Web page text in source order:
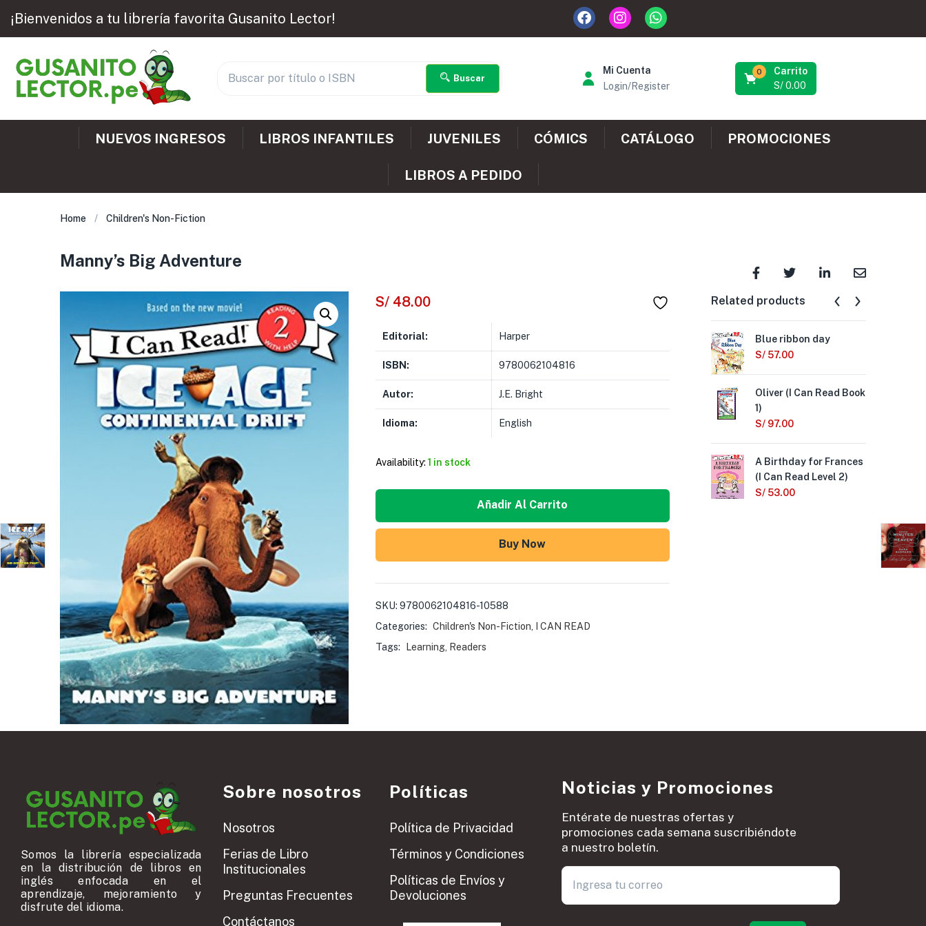
¡Bienvenidos a tu librería favorita Gusanito Lector!
Buscar
Mi Cuenta
Login/Register
Carrito
0
S/0.00
NUEVOS INGRESOS LIBROS INFANTILES JUVENILES CÓMICS CATÁLOGO PROMOCIONES
LIBROS A PEDIDO
Home Children's Non-Fiction
Manny’s Big Adventure
S/48.00
Editorial: Harper
ISBN: 9780062104816
Autor: J.E. Bright
Idioma: English
Availability: 1 in stock
Añadir Al Carrito
Buy Now
SKU: 9780062104816-10588
Categories: Children's Non-Fiction
I CAN READ
Tags:
Learning, Readers
Related products
Blue ribbon day
S/ 57.00
Oliver (I Can Read Book
1)
S/ 97.00
A Birthday for Frances
(I Can Read Level 2)
S/ 53.00
S/
Somos la librería especializada
en la distribución de libros en
inglés enfocada en el
aprendizaje, mejoramiento y
disfrute del idioma.
Sobre nosotros
Nosotros
Ferias de Libro
Institucionales
Preguntas Frecuentes
Contáctanos
Políticas
Política de Privacidad
Términos y Condiciones
Políticas de Envíos y
Devoluciones
Noticias y Promociones
Entérate de nuestras ofertas y
promociones cada semana suscribiéndote
a nuestro boletín.